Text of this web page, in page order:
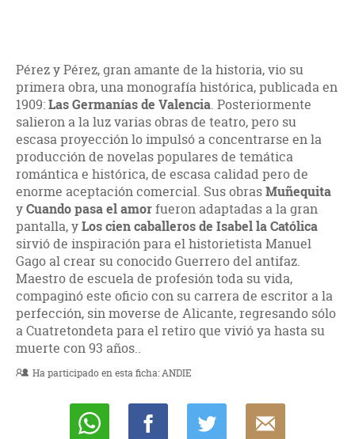
Pérez y Pérez, gran amante de la historia, vio su
primera obra, una monografía histórica, publicada en
1909:Las Germanías de Valencia. Posteriormente
salieron a la luz varias obras de teatro, pero su
escasa proyección lo impulsó a concentrarse en la
producción de novelas populares de temática
romántica e histórica, de escasa calidad pero de
enorme aceptación comercial. Sus obrasMuñequita
yCuando pasa el amorfueron adaptadas a la gran
pantalla, yLos cien caballeros de Isabel la Católica
sirvió de inspiración para el historietista Manuel
Gago al crear su conocido Guerrero del antifaz.
Maestro de escuela de profesión toda su vida,
compaginó este oficio con su carrera de escritor a la
perfección, sin moverse de Alicante, regresando sólo
a Cuatretondeta para el retiro que vivió ya hasta su
muerte con 93 años..
Ha participado en esta ficha:ANDIE